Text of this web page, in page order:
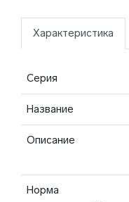
Характеристика
Серия
Название
Описание
Норма